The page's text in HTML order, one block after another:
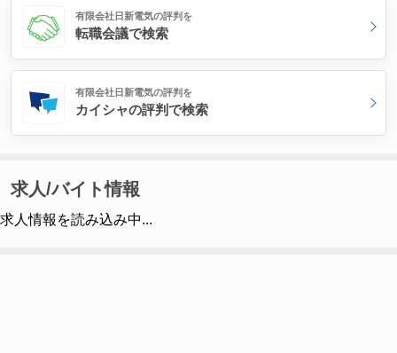
有限会社日新電気の評判を
転職会議で検索
有限会社日新電気の評判を
カイシャの評判で検索
求人/バイト情報
求人情報を読み込み中...